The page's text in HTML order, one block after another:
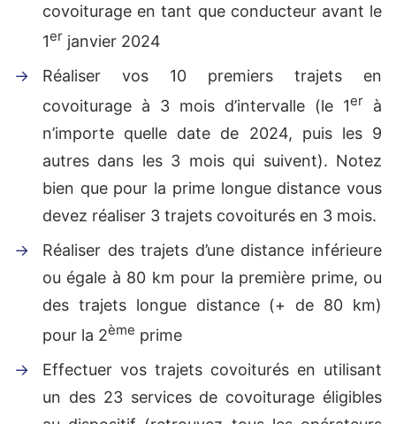
covoiturage en tant que conducteur avant le
1er janvier 2024
Réaliser vos 10 premiers trajets en
covoiturage à 3 mois d’intervalle (le 1er à
n’importe quelle date de 2024, puis les 9
autres dans les 3 mois qui suivent). Notez
bien que pour la prime longue distance vous
devez réaliser 3 trajets covoiturés en 3 mois.
Réaliser des trajets d’une distance inférieure
ou égale à 80 km pour la première prime, ou
des trajets longue distance (+ de 80 km)
pour la 2ème prime
Effectuer vos trajets covoiturés en utilisant
un des 23 services de covoiturage éligibles